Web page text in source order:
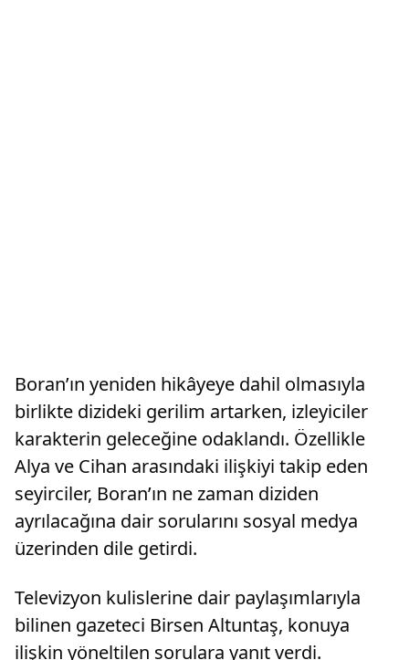
Boran’ın yeniden hikâyeye dahil olmasıyla
birlikte dizideki gerilim artarken, izleyiciler
karakterin geleceğine odaklandı. Özellikle
Alya ve Cihan arasındaki ilişkiyi takip eden
seyirciler, Boran’ın ne zaman diziden
ayrılacağına dair sorularını sosyal medya
üzerinden dile getirdi.
Televizyon kulislerine dair paylaşımlarıyla
bilinen gazeteci Birsen Altuntaş, konuya
ilişkin yöneltilen sorulara yanıt verdi.